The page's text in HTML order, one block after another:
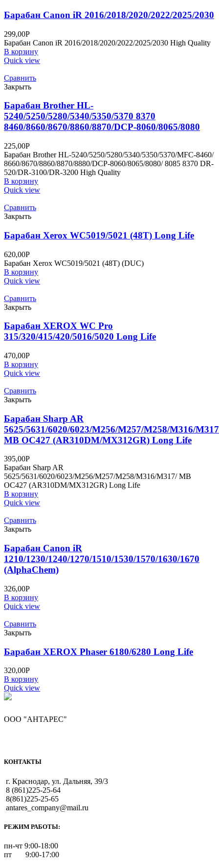
Барабан Canon iR 2016/2018/2020/2022/2025/2030
299,00Р
Барабан Canon iR 2016/2018/2020/2022/2025/2030 High Quality
В корзину
Quick view
Сравнить
Закрыть
Барабан Brother HL-
5240/5250/5280/5340/5350/5370 8370
8460/8660/8670/8860/8870/DCP-8060/8065/8080
225,00Р
Барабан Brother HL-5240/5250/5280/5340/5350/5370/MFC-8460/
8660/8670/8860/8870/8880/DCP-8060/8065/8080/ 8085 8370 DR-
520/DR-3100/DR-3200 High Quality
В корзину
Quick view
Сравнить
Закрыть
Барабан Xerox WC5019/5021 (48T) Long Life
620,00Р
Барабан Xerox WC5019/5021 (48T) (DUC)
В корзину
Quick view
Сравнить
Закрыть
Барабан XEROX WC Pro
315/320/415/420/5016/5020 Long Life
470,00Р
В корзину
Quick view
Сравнить
Закрыть
Барабан Sharp AR
5625/5631/6020/6023/M256/M257/M258/M316/
MB OC427 (AR310DM/MX312GR) Long Life
395,00Р
Барабан Sharp AR
5625/5631/6020/6023/M256/M257/M258/M316/M317/ MB
OC427 (AR310DM/MX312GR) Long Life
В корзину
Quick view
Сравнить
Закрыть
Барабан Canon iR
1210/1230/1240/1270/1510/1530/1570/1630/1670
(AlphaChem)
326,00Р
В корзину
Quick view
Сравнить
Закрыть
Барабан XEROX Phaser 6180/6280 Long Life
320,00Р
В корзину
Quick view
ООО "АНТАРЕС"
КОНТАКТЫ
г. Краснодар, ул. Дальняя, 39/3
8 (861)225-25-64
8(861)225-25-65
antares_company@mail.ru
РЕЖИМ РАБОТЫ:
пн-чт 9:00-18:00
пт 9:00-17:00